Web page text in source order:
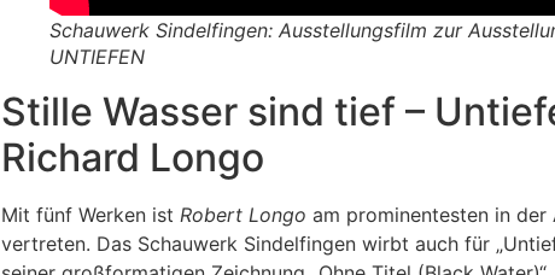
Schauwerk Sindelfingen: Ausstellungsfilm zur
UNTIEFEN
Stille Wasser sind tief –
Richard Longo
Mit fünf Werken ist Robert Longo am prominentesten in der
vertreten. Das Schauwerk Sindelfingen wirbt auch für